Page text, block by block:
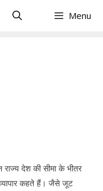
Menu
देश की सीमा के भीतर
कहते हैं। जैसे जूट